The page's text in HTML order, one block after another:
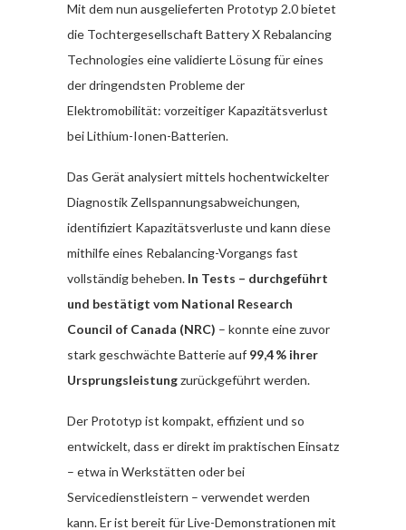
Mit dem nun ausgelieferten Prototyp 2.0 bietet
die Tochtergesellschaft Battery X Rebalancing
Technologies eine validierte Lösung für eines
der dringendsten Probleme der
Elektromobilität: vorzeitiger Kapazitätsverlust
bei Lithium-Ionen-Batterien.
Das Gerät analysiert mittels hochentwickelter
Diagnostik Zellspannungsabweichungen,
identifiziert Kapazitätsverluste und kann diese
mithilfe eines Rebalancing-Vorgangs fast
vollständig beheben. In Tests – durchgeführt
und bestätigt vom National Research
Council of Canada (NRC) – konnte eine zuvor
stark geschwächte Batterie auf 99,4 % ihrer
Ursprungsleistungzurückgeführt werden.
Der Prototyp ist kompakt, effizient und so
entwickelt, dass er direkt im praktischen Einsatz
– etwa in Werkstätten oder bei
Servicedienstleistern – verwendet werden
kann. Er ist bereit für Live-Demonstrationen mit